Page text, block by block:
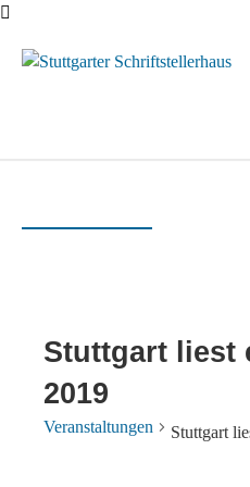
Stuttgart liest
2019
Veranstaltungen Stuttgart